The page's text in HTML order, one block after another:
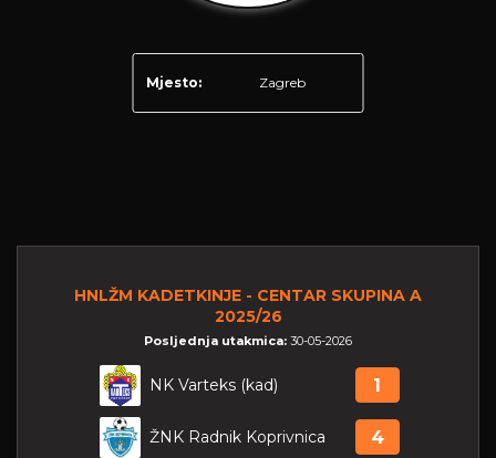
Mjesto: Zagreb
HNLŽM KADETKINJE - CENTAR SKUPINA A
2025/26
Posljednja utakmica: 30-05-2026
NK Varteks (kad) 1
ŽNK Radnik Koprivnica 4